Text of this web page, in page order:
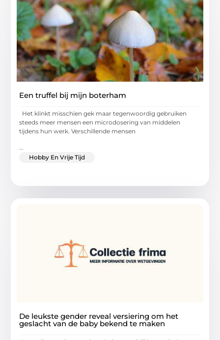
Een truffel bij mijn boterham
Het klinkt misschien gek maar tegenwoordig gebruiken
steeds meer mensen een microdosering van middelen
tijdens hun werk. Verschillende mensen
Hobby En Vrije Tijd
De leukste gender reveal versiering om het
geslacht van de baby bekend te maken